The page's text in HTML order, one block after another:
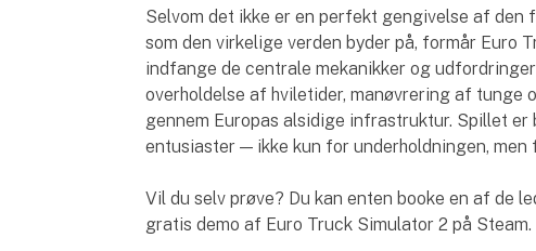
Selvom det ikke er en perfekt gengivelse af den
som den virkelige verden byder på, formår Euro
indfange de centrale mekanikker og
overholdelse af hviletider, manøvrering af tunge
gennem Europas alsidige infrastruktur. Spillet
entusiaster — ikke kun for underholdningen, men
Vil du selv prøve? Du kan enten booke en af de
gratis demo af Euro Truck Simulator 2 på Steam.